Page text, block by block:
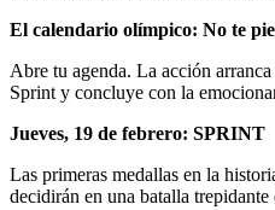
El calendario olímpico: No te
Abre tu agenda. La acción
Sprint y concluye con la
Jueves, 19 de febrero: SPRINT
Las primeras medallas en la
decidirán en una batalla